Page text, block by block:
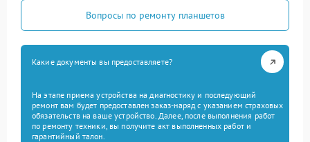
Вопросы по ремонту планшетов
Какие документы вы предоставляете?
На этапе приема устройства на диагностику и последующий
ремонт вам будет предоставлен заказ-наряд с указанием страховых
обязательств на ваше устройство. Далее, после выполнения работ
по ремонту техники, вы получите акт выполненных работ и
гарантийный талон.